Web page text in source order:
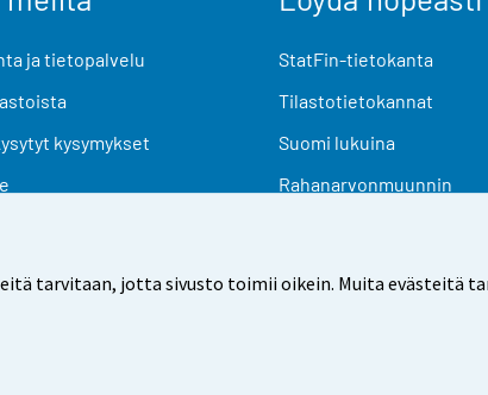
tarvitaan, jotta sivusto toimii oikein. Muita evästeitä
ja tietopalvelu
kysymykset
StatFin-tietokanta
Tilastotietokannat
Suomi lukuina
Rahanarvonmuunnin